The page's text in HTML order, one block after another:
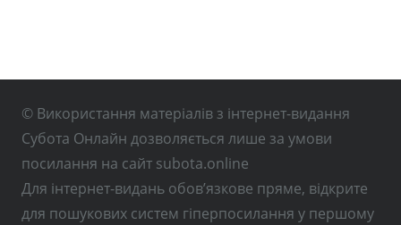
© Використання матеріалів з інтернет-видання
Субота Онлайн дозволяється лише за умови
посилання на сайт subota.online
Для інтернет-видань обов’язкове пряме, відкрите
для пошукових систем гіперпосилання у першому